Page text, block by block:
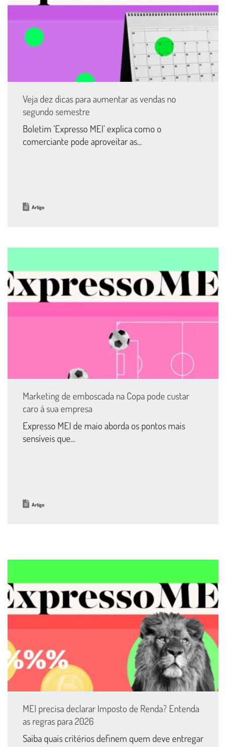
Veja dez dicas para aumentar as vendas no
segundo semestre
Boletim ‘Expresso MEI’ explica como o
comerciante pode aproveitar as...
Artigo
Marketing de emboscada na Copa pode custar
caro à sua empresa
Expresso MEI de maio aborda os pontos mais
sensíveis que...
Artigo
MEI precisa declarar Imposto de Renda? Entenda
as regras para 2026
Saiba quais critérios definem quem deve entregar